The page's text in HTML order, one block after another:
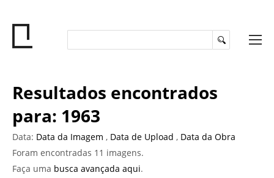
Resultados encontrados
para: 1963
Data: Data da Imagem , Data de Upload , Data da Obra
Foram encontradas 11 imagens.
Faça uma busca avançada aqui.